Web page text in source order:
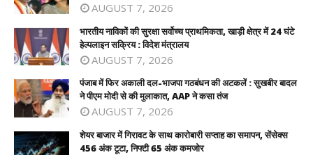
AUGUST 7, 2026
भारतीय नाविकों की सुरक्षा सर्वोच्च प्राथमिकता, खाड़ी क्षेत्र में 24 घंटे
हेल्पलाइन सक्रिय : विदेश मंत्रालय
AUGUST 7, 2026
पंजाब में फिर अकाली दल-भाजपा गठबंधन की अटकलें : सुखबीर बादल
ने पीएम मोदी से की मुलाकात, AAP ने कसा तंज
AUGUST 7, 2026
शेयर बाजार में गिरावट के साथ कारोबारी सप्ताह का समापन, सेंसेक्स
456 अंक टूटा, निफ्टी 65 अंक कमजोर